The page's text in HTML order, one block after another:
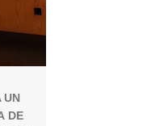
UN
DE